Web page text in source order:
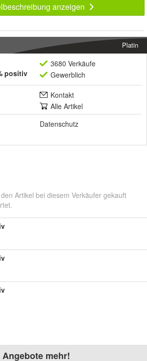
anzeigen
Platin
positiv
3680 Verkäufe
Gewerblich
Kontakt
Alle Artikel
Datenschutz
Artikel bei diesem Verkäufer gekauft
mehr!